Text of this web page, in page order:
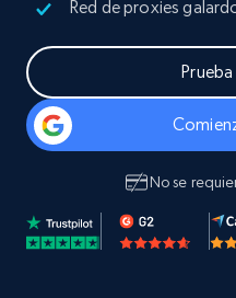
Red de proxies
No se